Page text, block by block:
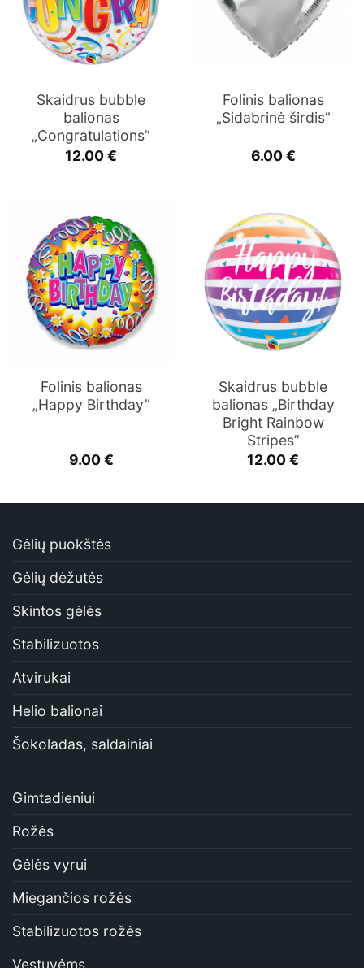
Skaidrus bubble
balionas
„Congratulations”
12.00€
Folinis balionas
„Sidabrinė širdis”
6.00€
Folinis balionas
„Happy Birthday”
9.00€
Skaidrus bubble
balionas „Birthday
Bright Rainbow
Stripes”
12.00€
Gėlių puokštės
Gėlių dėžutės
Skintos gėlės
Stabilizuotos
Atvirukai
Helio balionai
Šokoladas, saldainiai
Gimtadieniui
Rožės
Gėlės vyrui
Miegančios rožės
Stabilizuotos rožės
Vestuvėms